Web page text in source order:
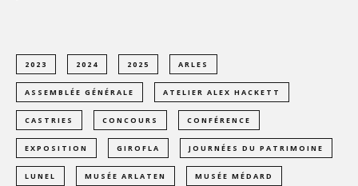
2023 2024 2025 ARLES
ASSEMBLÉE GÉNÉRALE ATELIER ALEX HACKETT
CASTRIES CONCOURS CONFÉRENCE
EXPOSITION GIROFLA JOURNÉES DU PATRIMOINE
LUNEL MUSÉE ARLATEN MUSÉE MÉDARD